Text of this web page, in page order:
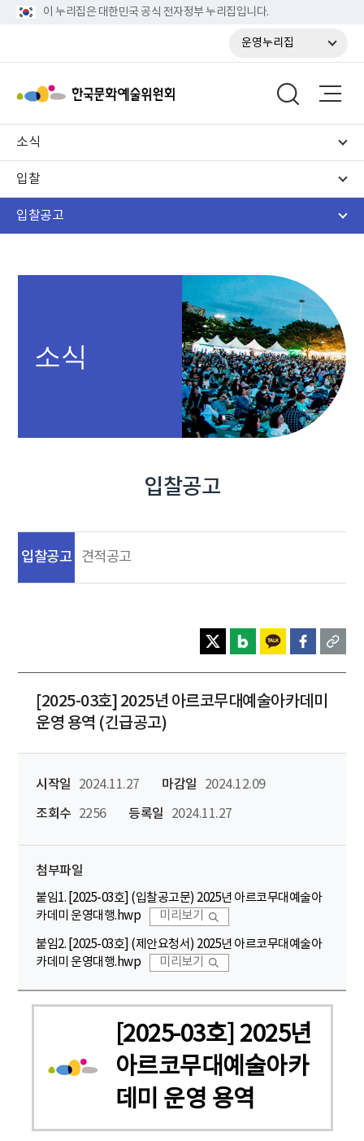
이 누리집은 대한민국 공식 전자정부 누리집입니다.
운영누리집
소식
입찰
입찰공고
소식
입찰공고
입찰공고 견적공고
[2025-03호] 2025년 아르코무대예술아카데미
운영 용역 (긴급공고)
시작일 2024.11.27 마감일
2024.12.09
조회수
2256 등록일 2024.11.27
첨부파일
붙임1. [2025-03호] (입찰공고문) 2025년 아르코무대예술아
카데미 운영대행.hwp
미리보기
붙임2. [2025-03호] (제안요청서) 2025년 아르코무대예술아
카데미 운영대행.hwp
미리보기
[2025-03호] 2025년
아르코무대예술아카
데미 운영 용역